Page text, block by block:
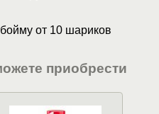
от 10 шариков
приобрести